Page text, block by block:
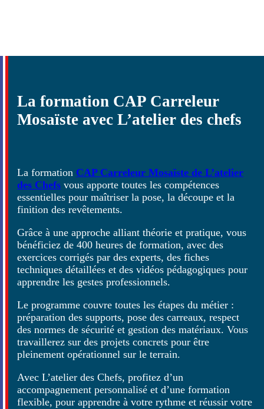
La formation CAP Carreleur
Mosaïste avec L’atelier des chefs
La formation CAP Carreleur Mosaïste de L’atelier
des Chefs vous apporte toutes les compétences
essentielles pour maîtriser la pose, la découpe et la
finition des revêtements.
Grâce à une approche alliant théorie et pratique, vous
bénéficiez de 400 heures de formation, avec des
exercices corrigés par des experts, des fiches
techniques détaillées et des vidéos pédagogiques pour
apprendre les gestes professionnels.
Le programme couvre toutes les étapes du métier :
préparation des supports, pose des carreaux, respect
des normes de sécurité et gestion des matériaux. Vous
travaillerez sur des projets concrets pour être
pleinement opérationnel sur le terrain.
Avec L’atelier des Chefs, profitez d’un
accompagnement personnalisé et d’une formation
flexible, pour apprendre à votre rythme et réussir votre